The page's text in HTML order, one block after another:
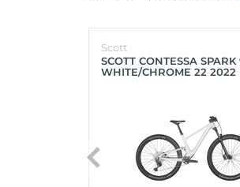
Scott
SCOTT CONTESSA
WHITE/CHROME 22 2022